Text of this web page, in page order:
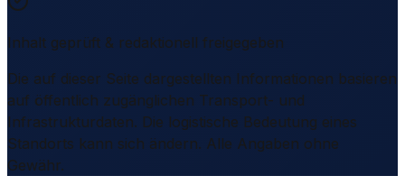
Inhalt geprüft & redaktionell freigegeben
Die auf dieser Seite dargestellten Informationen basieren
auf öffentlich zugänglichen Transport- und
Infrastrukturdaten. Die logistische Bedeutung eines
Standorts kann sich ändern. Alle Angaben ohne
Gewähr.